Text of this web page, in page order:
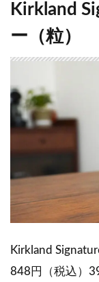
Kirkland
ー（粒）
Kirkland
848円（税込）